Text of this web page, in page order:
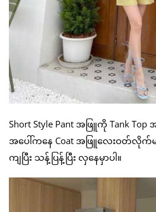
Short Style Pant အဖြူကို Tank
အပေါ်ကနေ Coat အဖြူလေးဝတ်လိုက်
ကျပြီး သန့်ပြန့်ပြီး လှနေမှာပါ။